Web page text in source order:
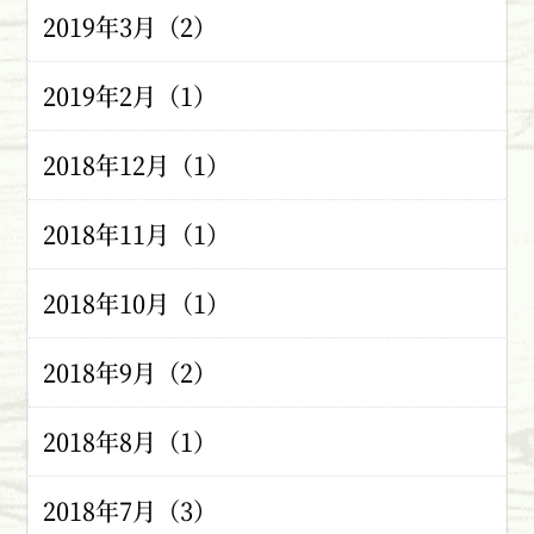
2019年3月（2）
2019年2月（1）
2018年12月（1）
2018年11月（1）
2018年10月（1）
2018年9月（2）
2018年8月（1）
2018年7月（3）